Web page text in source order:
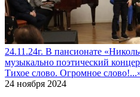
24.11.24г. В пансионате
музыкально поэтический
Тихое слово. Огромное
24 ноября 2024